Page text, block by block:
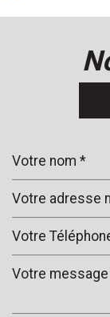
la ville